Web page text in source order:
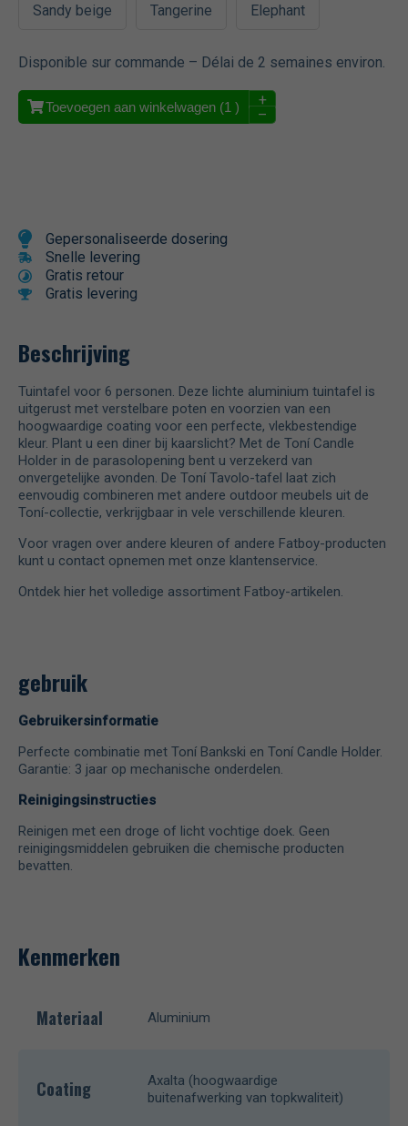
Sandy beige Tangerine Elephant
Disponible sur commande – Délai de 2 semaines environ.
Toevoegen aan winkelwagen (1 )
+
–
Gepersonaliseerde dosering
Snelle levering
Gratis retour
Gratis levering
Beschrijving
Tuintafel voor 6 personen. Deze lichte aluminium tuintafel is
uitgerust met verstelbare poten en voorzien van een
hoogwaardige coating voor een perfecte, vlekbestendige
kleur. Plant u een diner bij kaarslicht? Met de Toní Candle
Holder in de parasolopening bent u verzekerd van
onvergetelijke avonden. De Toní Tavolo-tafel laat zich
eenvoudig combineren met andere outdoor meubels uit de
Toní-collectie, verkrijgbaar in vele verschillende kleuren.
Voor vragen over andere kleuren of andere Fatboy-producten
kunt u contact opnemen met onze klantenservice.
Ontdek hier het volledige assortiment Fatboy-artikelen.
gebruik
Gebruikersinformatie
Perfecte combinatie met Toní Bankski en Toní Candle Holder.
Garantie: 3 jaar op mechanische onderdelen.
Reinigingsinstructies
Reinigen met een droge of licht vochtige doek. Geen
reinigingsmiddelen gebruiken die chemische producten
bevatten.
Kenmerken
Materiaal Aluminium
Coating
Axalta (hoogwaardige
buitenafwerking van topkwaliteit)